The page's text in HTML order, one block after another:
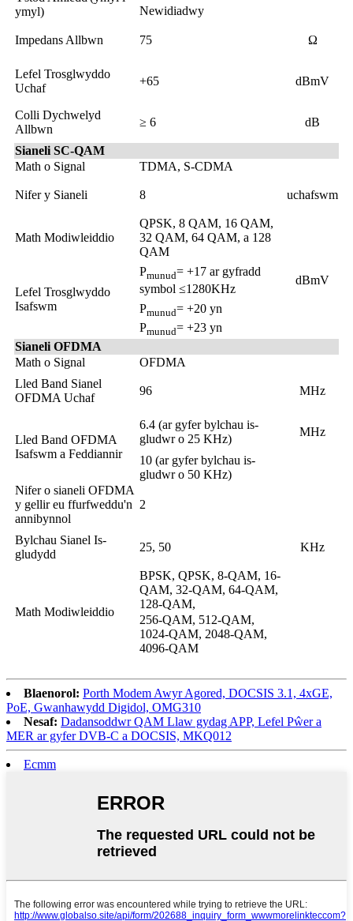
ymyl)
Newidiadwy
Impedans Allbwn 75 Ω
Lefel Trosglwyddo
Uchaf
+65 dBmV
Colli Dychwelyd
Allbwn
≥ 6 dB
Sianeli SC-QAM
Math o Signal
TDMA, S-CDMA
Nifer y Sianeli 8 uchafswm
Math Modiwleiddio
QPSK, 8 QAM, 16 QAM,
32 QAM, 64 QAM, a 128
QAM
Lefel Trosglwyddo
Isafswm
Pmunud= +17 ar gyfradd
symbol ≤1280KHz
dBmV
Pmunud= +20 yn
Pmunud= +23 yn
Sianeli OFDMA
Math o Signal
OFDMA
Lled Band Sianel
OFDMA Uchaf
96 MHz
Lled Band OFDMA
Isafswm a Feddiannir
6.4 (ar gyfer bylchau is-
gludwr o 25 KHz)
MHz
10 (ar gyfer bylchau is-
gludwr o 50 KHz)
Nifer o sianeli OFDMA
y gellir eu ffurfweddu'n
annibynnol
2
Bylchau Sianel Is-
gludydd
25, 50 KHz
Math Modiwleiddio
BPSK, QPSK, 8-QAM, 16-
QAM, 32-QAM, 64-QAM,
128-QAM,
256-QAM, 512-QAM,
1024-QAM, 2048-QAM,
4096-QAM
Blaenorol: Porth Modem Awyr Agored, DOCSIS 3.1, 4xGE,
PoE, Gwanhawydd Digidol, OMG310
Nesaf: Dadansoddwr QAM Llaw gydag APP, Lefel Pŵer a
MER ar gyfer DVB-C a DOCSIS, MKQ012
Ecmm